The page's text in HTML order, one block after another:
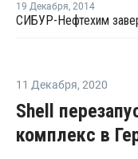
19 Декабря, 2014
11 Декабря, 2020
Shell
комплекс в